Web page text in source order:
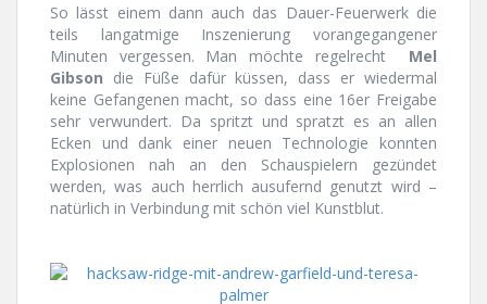
So lässt einem dann auch das Dauer-Feuerwerk die
teils langatmige Inszenierung vorangegangener
Minuten vergessen. Man möchte regelrecht Mel
Gibson die Füße dafür küssen, dass er wiedermal
keine Gefangenen macht, so dass eine 16er Freigabe
sehr verwundert. Da spritzt und spratzt es an allen
Ecken und dank einer neuen Technologie konnten
Explosionen nah an den Schauspielern gezündet
werden, was auch herrlich ausufernd genutzt wird –
natürlich in Verbindung mit schön viel Kunstblut.